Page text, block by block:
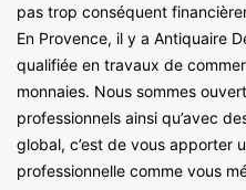
pas trop conséquent
En Provence, il y a Antiquaire
qualifiée en travaux de
monnaies. Nous sommes
professionnels ainsi qu’avec
global, c’est de vous apporter
professionnelle comme vous